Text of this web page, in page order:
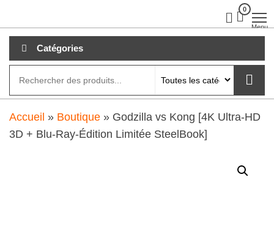
au
contenu
0
Menu
Catégories
Accueil » Boutique » Godzilla vs Kong [4K Ultra-HD
3D + Blu-Ray-Édition Limitée SteelBook]